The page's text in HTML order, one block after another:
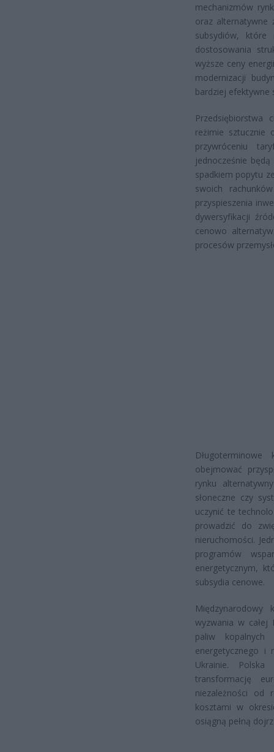
mechanizmów
oraz alternatywne
subsydiów, które
dostosowania
wyższe ceny
modernizacji
bardziej efektywne
Przedsiębiorstwa
reżimie sztucznie
przywróceniu
jednocześnie
spadkiem popytu
swoich
przyspieszenia
dywersyfikacji
cenowo
procesów
obejmować
rynku
słoneczne czy
uczynić te
prowadzić do
nieruchomości.
programów
energetycznym,
subsydia cenowe.
wyzwania w całej
paliw
energetycznego i
Ukrainie.
transformację
niezależności od
kosztami w
osiągną pełną